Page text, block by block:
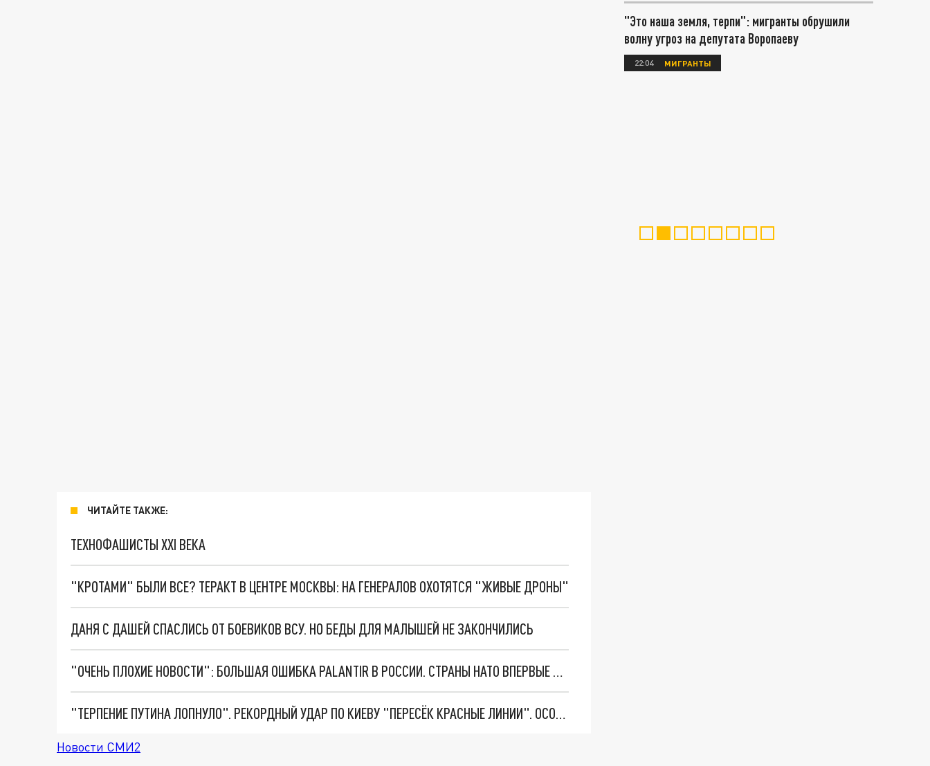
ЧИТАЙТЕ ТАКЖЕ:
ТЕХНОФАШИСТЫ XXI ВЕКА
"КРОТАМИ" БЫЛИ ВСЕ? ТЕРАКТ В ЦЕНТРЕ МОСКВЫ: НА ГЕНЕРАЛОВ ОХОТЯТСЯ "ЖИВЫЕ ДРОНЫ"
ДАНЯ С ДАШЕЙ СПАСЛИСЬ ОТ БОЕВИКОВ ВСУ. НО БЕДЫ ДЛЯ МАЛЫШЕЙ НЕ ЗАКОНЧИЛИСЬ
"ОЧЕНЬ ПЛОХИЕ НОВОСТИ": БОЛЬШАЯ ОШИБКА PALANTIR В РОССИИ. СТРАНЫ НАТО ВПЕРВЫЕ ЗА СВО ОСТАНОВИЛИ ПОСТАВКИ ОРУЖИЯ. ВСУ ТЕРЯЮТ ПРИГРАНИЧЬЕ?
"ТЕРПЕНИЕ ПУТИНА ЛОПНУЛО". РЕКОРДНЫЙ УДАР ПО КИЕВУ "ПЕРЕСЁК КРАСНЫЕ ЛИНИИ". ОСОБЫЕ СПЕЦЫ КНДР НА ЛБС? ТАЙНЫЕ ПЕРЕГОВОРЫ ЕВРОПЫ И МОСКВЫ
Новости СМИ2
"Это наша земля, терпи": мигранты обрушили
волну угроз на депутата Воропаеву
22:04 МИГРАНТЫ